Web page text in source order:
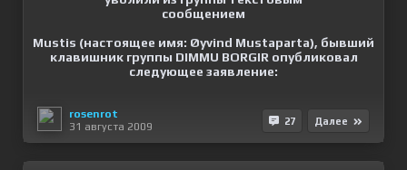
Mustis (настоящее имя: Øyvind Mustaparta), бывший
клавишник группы DIMMU BORGIR опубликовал
следующее заявление:
rosenrot
31 августа 2009
27 Далее